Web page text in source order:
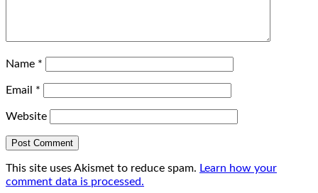
Name *
Email *
Website
This site uses Akismet to reduce spam. Learn how your
comment data is processed.